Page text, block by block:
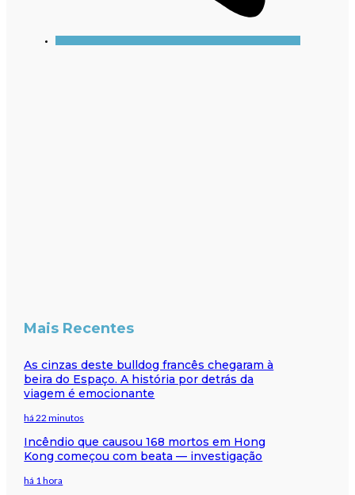
Mais Recentes
As cinzas deste bulldog francês chegaram à
beira do Espaço. A história por detrás da
viagem é emocionante
há 22 minutos
Incêndio que causou 168 mortos em Hong
Kong começou com beata — investigação
há 1 hora